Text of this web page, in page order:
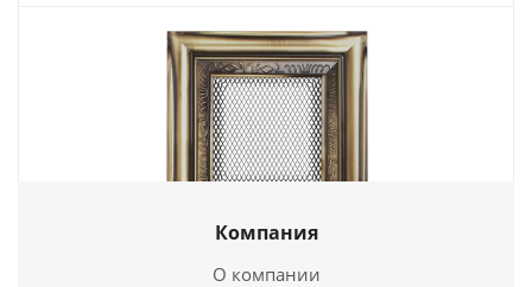
Вентиляционная решетка Рустик (11*11) (11*11)
11R
Компания
О компании